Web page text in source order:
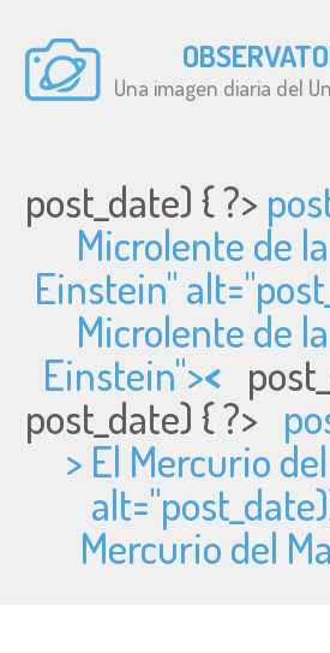
Una imagen diaria del
post_date) { ?>
Microlente de
Einstein" alt="
Microlente de
Einstein"><
post_date) { ?>
> El Mercurio
alt="
Mercurio del